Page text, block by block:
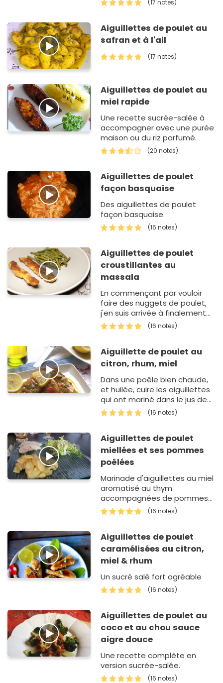
(17 notes)
Aiguillettes de poulet au
safran et à l'ail
(17 notes)
Aiguillettes de poulet au
miel rapide
Une recette sucrée-salée à
accompagner avec une purée
maison ou du riz parfumé.
(20 notes)
Aiguillettes de poulet
façon basquaise
Des aiguillettes de poulet
façon basquaise.
(16 notes)
Aiguillettes de poulet
croustillantes au
massala
En commençant par vouloir
faire des nuggets de poulet,
j'en suis arrivée à finalement
cuisiner des aiguillettes de
poulet très croustillantes ! A
(16 notes)
Aiguillette de poulet au
citron, rhum, miel
Dans une poêle bien chaude,
et huilée, cuire les aiguillettes
qui ont mariné dans le jus de
citron. Réservez. Versez dans
la poêle le jus de citron, le miel
(16 notes)
Aiguillettes de poulet
miellées et ses pommes
poêlées
Marinade d'aiguillettes au miel
aromatisé au thym
accompagnées de pommes
poêlées
(16 notes)
Aiguillettes de poulet
caramélisées au citron,
miel & rhum
Un sucré salé fort agréable
(16 notes)
Aiguillettes de poulet au
coco et au chou sauce
aigre douce
Une recette complète en
version sucrée-salée.
(16 notes)